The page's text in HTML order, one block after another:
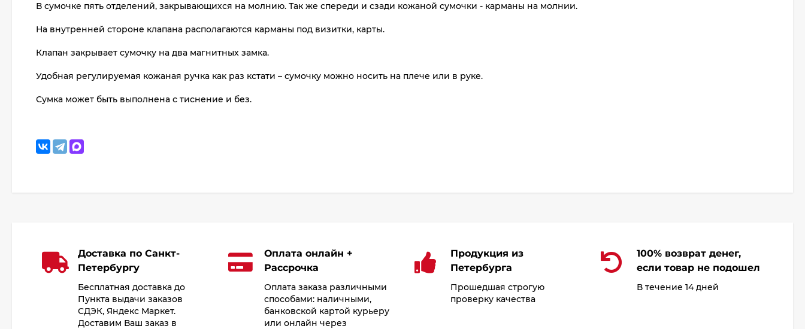
В сумочке пять отделений, закрывающихся на молнию. Так же спереди и сзади кожаной сумочки - карманы на молнии.
На внутренней стороне клапана располагаются карманы под визитки, карты.
Клапан закрывает сумочку на два магнитных замка.
Удобная регулируемая кожаная ручка как раз кстати – сумочку можно носить на плече или в руке.
Сумка может быть выполнена с тиснение и без.
Доставка по Санкт-
Петербургу
Бесплатная доставка до
Пункта выдачи заказов
СДЭК, Яндекс Маркет.
Доставим Ваш заказ в
Оплата онлайн +
Рассрочка
Оплата заказа различными
способами: наличными,
банковской картой курьеру
или онлайн через
Продукция из
Петербурга
Прошедшая строгую
проверку качества
100% возврат денег,
если товар не подошел
В течение 14 дней